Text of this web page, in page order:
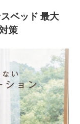
ベッド 最大
策